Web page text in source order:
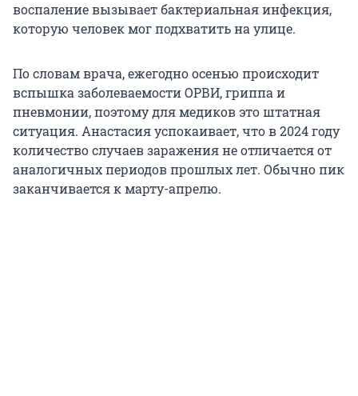
воспаление вызывает бактериальная инфекция,
которую человек мог подхватить на улице.
По словам врача, ежегодно осенью происходит
вспышка заболеваемости ОРВИ, гриппа и
пневмонии, поэтому для медиков это штатная
ситуация. Анастасия успокаивает, что в 2024 году
количество случаев заражения не отличается от
аналогичных периодов прошлых лет. Обычно пик
заканчивается к марту-апрелю.